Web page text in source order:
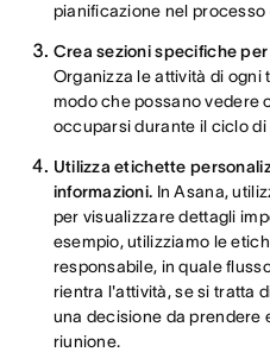
pianificazione nel processo
Crea sezioni specifiche
Organizza le attività di ogni
modo che possano vedere
occuparsi durante il ciclo
Utilizza etichette
informazioni. In Asana,
per visualizzare dettagli
esempio, utilizziamo le
responsabile, in quale
rientra l'attività, se si tratta
una decisione da prendere
riunione.